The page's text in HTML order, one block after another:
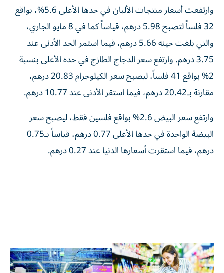
وارتفعت أسعار منتجات الألبان في حدها الأعلى 5.6%، بواقع
32 فلساً لتصبح 5.98 درهم، قياساً كما في 8 مايو الجاري،
والتي بلغت حينه 5.66 درهم، فيما استمر الحد الأدنى عند
3.75 درهم. وارتفع سعر الدجاج الطازج في حده الأعلى بنسبة
2% بواقع 41 فلساً، ليصبح سعر الكيلوجرام 20.83 درهم،
مقارنة بـ20.42 درهم، فيما استقر الأدنى عند 10.77 درهم.
وارتفع سعر البيض 2.6% بواقع فلسين فقط، ليصبح سعر
البيضة الواحدة في حدها الأعلى 0.77 درهم، قياساً بـ0.75
درهم، فيما استقرت أسعارها الدنيا عند 0.27 درهم.